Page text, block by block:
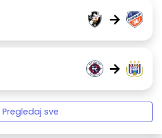
→
→
Pregledaj sve